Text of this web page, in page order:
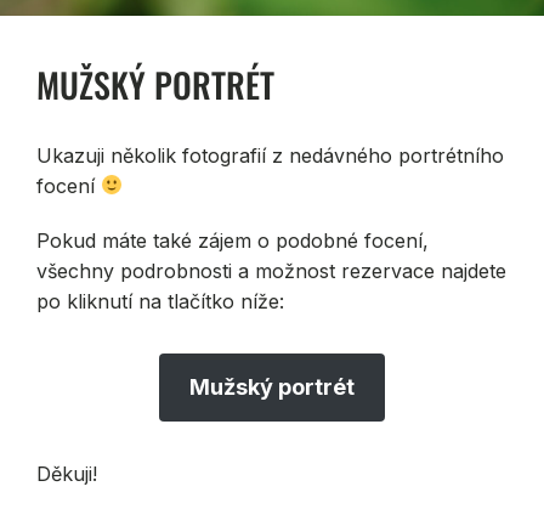
MUŽSKÝ PORTRÉT
Ukazuji několik fotografií z nedávného portrétního
focení
Pokud máte také zájem o podobné focení,
všechny podrobnosti a možnost rezervace najdete
po kliknutí na tlačítko níže:
Mužský portrét
Děkuji!